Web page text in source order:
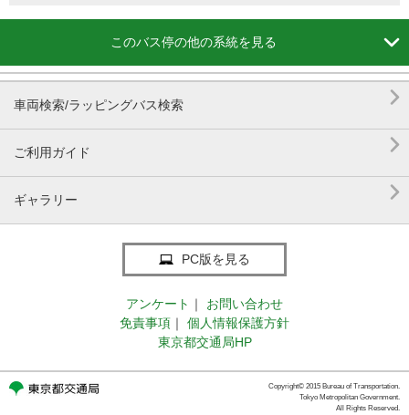
このバス停の他の系統を見る 
車両検索/ラッピングバス検索 
ご利用ガイド 
ギャラリー 
PC版を見る
アンケート ｜
お問い合わせ
免責事項 ｜
個人情報保護方針
東京都交通局HP
Copyright© 2015 Bureau of Transportation.
Tokyo Metropolitan Government.
All Rights Reserved.